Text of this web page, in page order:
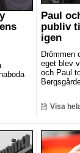
Paul
publiv
igen
Drömmen
eget blev
och Paul
Visa